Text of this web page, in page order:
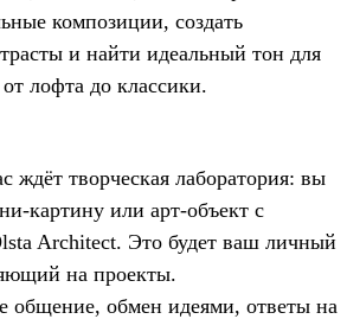
композиции, создать
и найти идеальный тон для
лофта до классики.
ждёт творческая лаборатория: вы
картину или арт-объект с
Architect. Это будет ваш личный
на проекты.
общение, обмен идеями, ответы на